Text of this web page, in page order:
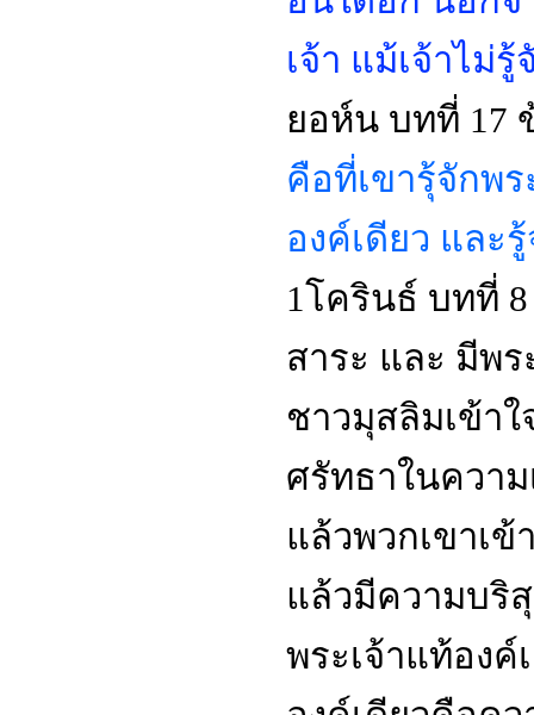
เจ้า แม้เจ้าไม่รู้
ยอห์น บทที่
คือที่เขารุ้จักพร
องค์เดียว และ
1โครินธ์ บทที่
สาระ และ มีพร
ชาวมุสลิมเข้า
ศรัทธาในควา
แล้วพวกเขาเ
แล้วมีความบริ
พระเจ้าแท้องค์